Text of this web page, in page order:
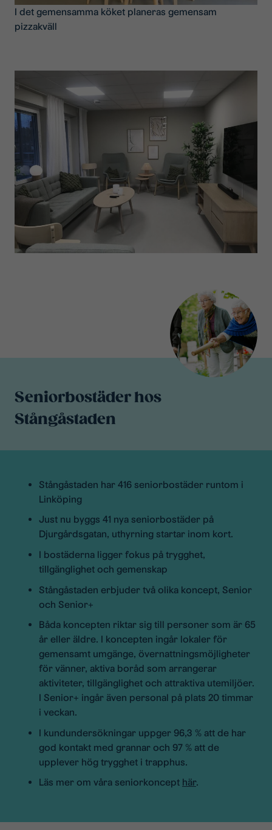
I det gemensamma köket planeras gemensam
pizzakväll
Seniorbostäder hos
Stångåstaden
Stångåstaden har 416 seniorbostäder runtom i
Linköping
Just nu byggs 41 nya seniorbostäder på
Djurgårdsgatan, uthyrning startar inom kort.
I bostäderna ligger fokus på trygghet,
tillgänglighet och gemenskap
Stångåstaden erbjuder två olika koncept, Senior
och Senior+
Båda koncepten riktar sig till personer som är 65
år eller äldre. I koncepten ingår lokaler för
gemensamt umgänge, övernattningsmöjligheter
för vänner, aktiva boråd som arrangerar
aktiviteter, tillgänglighet och attraktiva utemiljöer.
I Senior+ ingår även personal på plats 20 timmar
i veckan.
I kundundersökningar uppger 96,3 % att de har
god kontakt med grannar och 97 % att de
upplever hög trygghet i trapphus.
Läs mer om våra seniorkoncept här.